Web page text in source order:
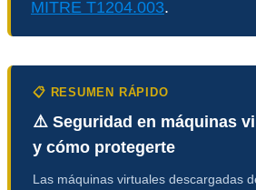
MITRE T1204.003.
📋 RESUMEN RÁPIDO
⚠️ Seguridad en máquinas
y cómo protegerte
Las máquinas virtuales descargadas